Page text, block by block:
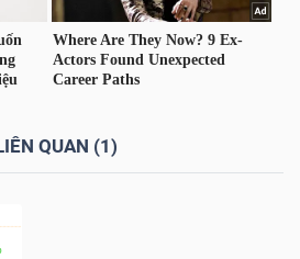
QUAN (1)